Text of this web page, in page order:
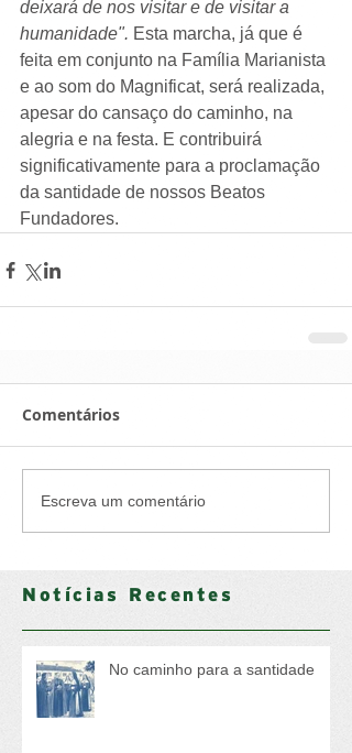
deixará de nos visitar e de visitar a
humanidade". Esta marcha, já que é
feita em conjunto na Família Marianista
e ao som do Magnificat, será realizada,
apesar do cansaço do caminho, na
alegria e na festa. E contribuirá
significativamente para a proclamação
da santidade de nossos Beatos
Fundadores.
Comentários
Escreva um comentário
Notícias Recentes
No caminho para a santidade